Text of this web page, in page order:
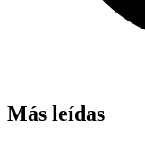
Más leídas